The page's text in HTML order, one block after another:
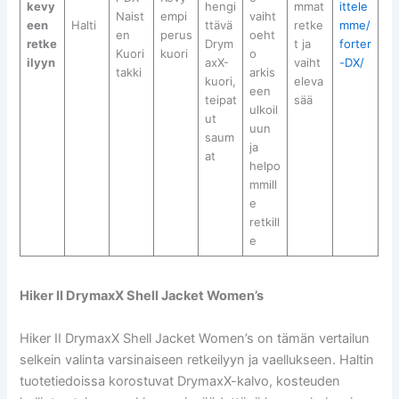
kevy
een
retke
ilyyn
Halti
Naist
en
Kuori
takki
empi
perus
kuori
hengi
ttävä
Drym
axX-
kuori,
teipat
ut
saum
at
vaiht
oeht
o
arkis
een
ulkoil
uun
ja
helpo
mmill
e
retkill
e
mmat
retke
t ja
vaiht
eleva
sää
ittele
mme/
forter
-DX/
Hiker II DrymaxX Shell Jacket Women’s
Hiker II DrymaxX Shell Jacket Women’s on tämän vertailun
selkein valinta varsinaiseen retkeilyyn ja vaellukseen. Haltin
tuotetiedoissa korostuvat DrymaxX-kalvo, kosteuden